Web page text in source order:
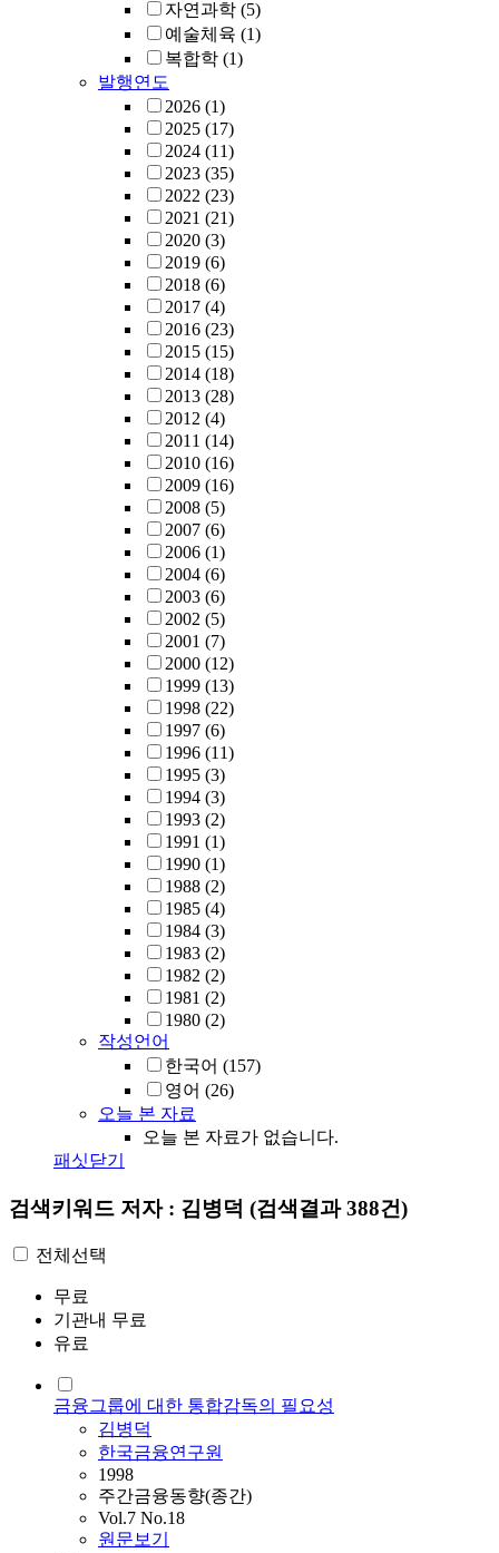
자연과학 (5)
예술체육 (1)
복합학 (1)
발행연도
2026 (1)
2025 (17)
2024 (11)
2023 (35)
2022 (23)
2021 (21)
2020 (3)
2019 (6)
2018 (6)
2017 (4)
2016 (23)
2015 (15)
2014 (18)
2013 (28)
2012 (4)
2011 (14)
2010 (16)
2009 (16)
2008 (5)
2007 (6)
2006 (1)
2004 (6)
2003 (6)
2002 (5)
2001 (7)
2000 (12)
1999 (13)
1998 (22)
1997 (6)
1996 (11)
1995 (3)
1994 (3)
1993 (2)
1991 (1)
1990 (1)
1988 (2)
1985 (4)
1984 (3)
1983 (2)
1982 (2)
1981 (2)
1980 (2)
작성언어
한국어 (157)
영어 (26)
오늘 본 자료
오늘 본 자료가 없습니다.
패싯닫기
검색키워드 저자 : 김병덕 (검색결과 388건)
전체선택
무료
기관내 무료
유료
금융그룹에 대한 통합감독의 필요성
김병덕
한국금융연구원
1998
주간금융동향(종간)
Vol.7 No.18
원문보기